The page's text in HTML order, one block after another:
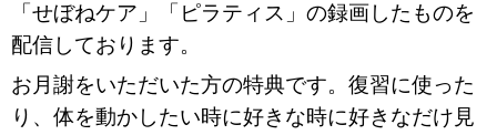
「せぼねケア」「ピラティス」の録画したものを
配信しております。
お月謝をいただいた方の特典です。復習に使った
り、体を動かしたい時に好きな時に好きなだけ見